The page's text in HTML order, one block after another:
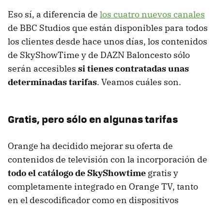
Eso sí, a diferencia de los cuatro nuevos canales
de BBC Studios que están disponibles para todos
los clientes desde hace unos días, los contenidos
de SkyShowTime y de DAZN Baloncesto sólo
serán accesibles si tienes contratadas unas
determinadas tarifas. Veamos cuáles son.
Gratis, pero sólo en algunas tarifas
Orange ha decidido mejorar su oferta de
contenidos de televisión con la incorporación de
todo el catálogo de SkyShowtime gratis y
completamente integrado en Orange TV, tanto
en el descodificador como en dispositivos